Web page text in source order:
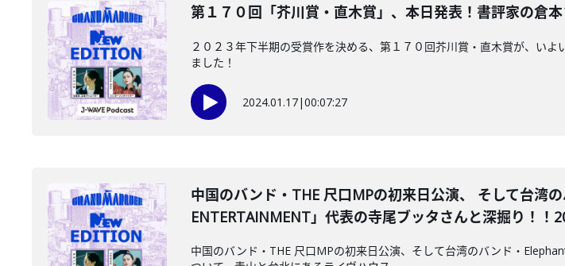
第１７０回「芥川賞・直木賞」、本日発表！書評家の倉
２０２３年下半期の受賞作を決める、第１７０回芥川賞・直木賞が、い
ました！
2024.01.17|00:07:27
中国のバンド・THE 尺口MPの初来日公演、 そして台湾
ENTERTAINMENT」代表の寺尾ブッタさんと深掘り！！
中国のバンド・THE 尺口MPの初来日公演、そして台湾のバンド・